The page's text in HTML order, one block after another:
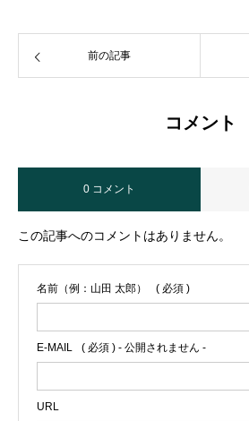
前の記事
コメント
0 コメント
この記事へのコメントはありません。
名前（例：山田 太郎） ( 必須 )
E-MAIL ( 必須 ) - 公開されません -
URL